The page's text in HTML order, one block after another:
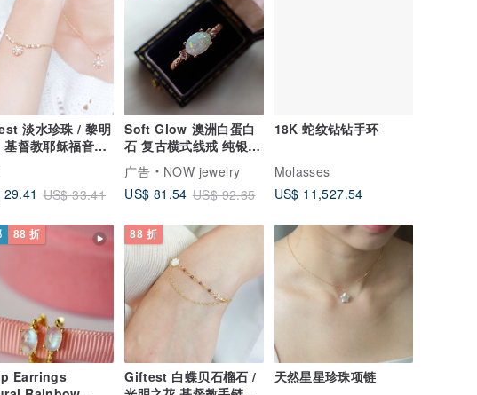
淡水珍珠 / 黎明
基督教耶稣福音手
珍珠B7
29.41 US$ 33.41
Soft Glow 澳洲白蛋白
石 复古横式线戒 纯银玫
瑰金 低调典雅设计
广告
NOW jewelry
US$ 81.54 US$ 92.65
18K 蛇纹钻钻手环
Molasses
US$ 11,527.54
88 折
Earrings
88 折
Giftest 白蝶贝石榴石 /
天然星星珍珠项链